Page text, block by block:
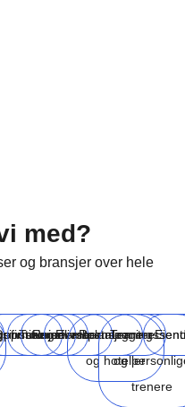
med?
og bransjer over hele
Turisme
Reiselivsbransjen
Eventplanleggere
Restauranter
og hoteller
og
trenere